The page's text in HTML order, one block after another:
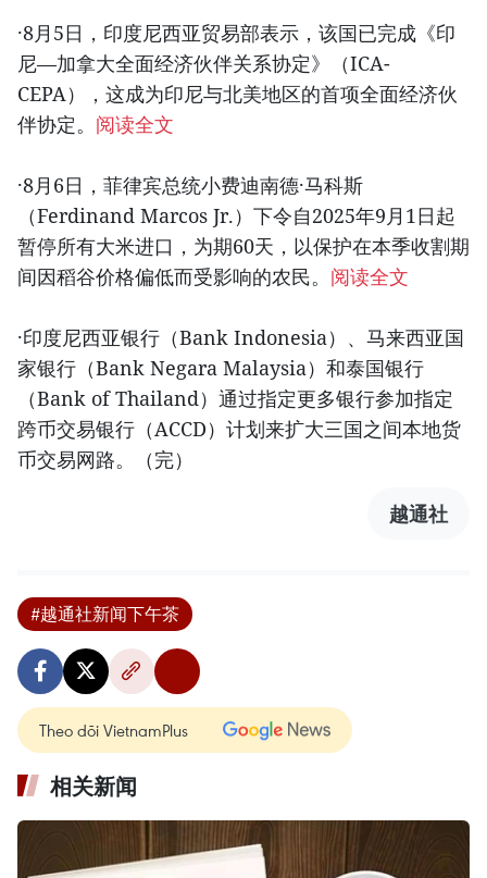
·8月5日，印度尼西亚贸易部表示，该国已完成《印
尼—加拿大全面经济伙伴关系协定》（ICA-
CEPA），这成为印尼与北美地区的首项全面经济伙
伴协定。 阅读全文
·8月6日，菲律宾总统小费迪南德·马科斯
（Ferdinand Marcos Jr.）下令自2025年9月1日起
暂停所有大米进口，为期60天，以保护在本季收割期
间因稻谷价格偏低而受影响的农民。 阅读全文
·印度尼西亚银行（Bank Indonesia）、马来西亚国
家银行（Bank Negara Malaysia）和泰国银行
（Bank of Thailand）通过指定更多银行参加指定
跨币交易银行（ACCD）计划来扩大三国之间本地货
币交易网路。（完）
越通社
#越通社新闻下午茶
Theo dõi VietnamPlus
相关新闻